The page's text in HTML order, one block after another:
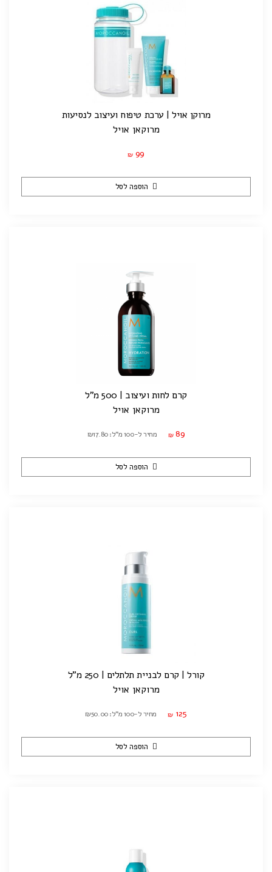
מרוקן אויל | ערכת טיפוח ועיצוב לנסיעות
מרוקאן אויל
₪ 99
הוספה לסל
קרם לחות ועיצוב | 500 מ"ל
מרוקאן אויל
₪ 89 מחיר ל-100 מ"ל: ₪17.80
הוספה לסל
קורל | קרם לבניית תלתלים | 250 מ"ל
מרוקאן אויל
₪ 125 מחיר ל-100 מ"ל: ₪50.00
הוספה לסל